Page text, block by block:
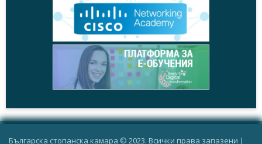
Българска стопанска камара © 2023. Всички права запазени |